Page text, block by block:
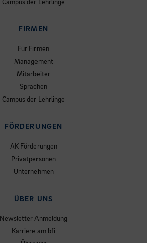
Campus der Lehrlinge
FIRMEN
Für Firmen
Management
Mitarbeiter
Sprachen
Campus der Lehrlinge
FÖRDERUNGEN
AK Förderungen
Privatpersonen
Unternehmen
ÜBER UNS
Newsletter Anmeldung
Karriere am bfi